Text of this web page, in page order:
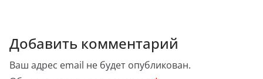
Добавить комментарий
Ваш адрес email не будет опубликован.